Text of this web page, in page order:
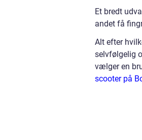
Et bredt
andet få
Alt efter
selvfølgelig
vælger en
scooter på